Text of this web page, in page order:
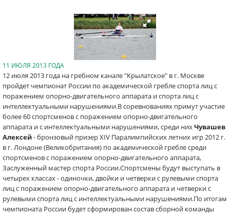
11 ИЮЛЯ 2013 ГОДА
12 июля 2013 года на гребном канале "Крылатское" в г. Москве
пройдет чемпионат России по академической гребле спорта лиц с
поражением опорно-двигательного аппарата и спорта лиц с
интеллектуальными нарушениями.В соревнованиях примут участие
более 60 спортсменов с поражением опорно-двигательного
аппарата и с интеллектуальными нарушениями, среди нихЧувашев
Алексей- бронзовый призер XIV Паралимпийских летних игр 2012 г.
в г. Лондоне (Великобритания) по академической гребле среди
спортсменов с поражением опорно-двигательного аппарата,
Заслуженный мастер спорта России.Спортсмены будут выступать в
четырех классах - одиночки, двойки и четверки с рулевыми спорта
лиц с поражением опорно-двигательного аппарата и четверки с
рулевыми спорта лиц с интеллектуальными нарушениями.По итогам
чемпионата России будет сформирован состав сборной команды